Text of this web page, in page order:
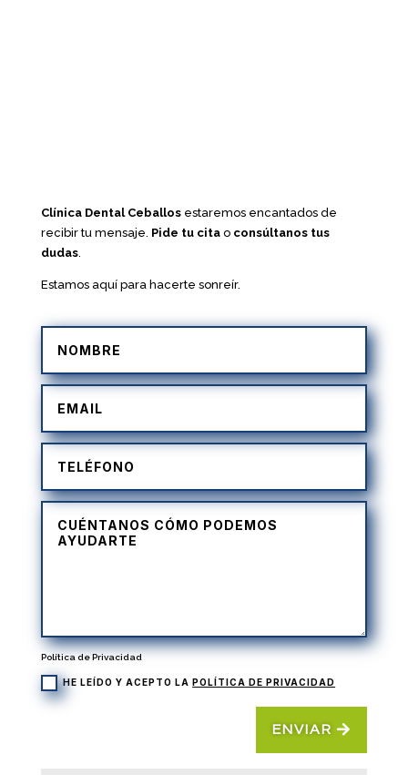
Clínica Dental Ceballosestaremos encantados de
recibir tu mensaje. Pide tu citao consúltanos tus
dudas.
Estamos aquí para hacerte sonreír.
Política de Privacidad
HE LEÍDO Y ACEPTO LAPOLÍTICA DE PRIVACIDAD
ENVIAR